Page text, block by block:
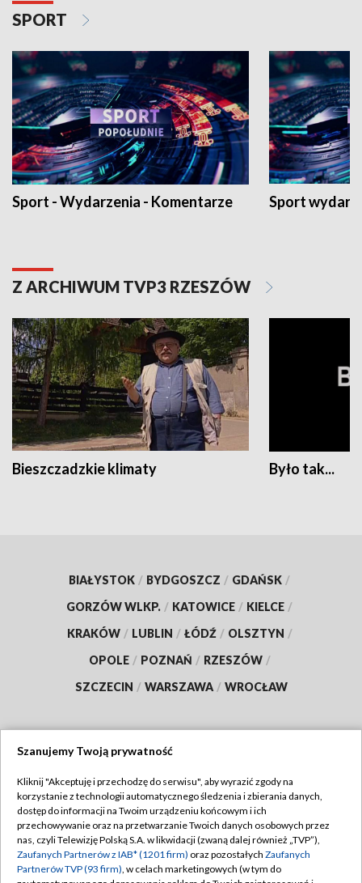
SPORT
Sport - Wydarzenia - Komentarze Sport
Z ARCHIWUM TVP3 RZESZÓW
Bieszczadzkie klimaty Było tak...
BIAŁYSTOK / BYDGOSZCZ / GDAŃSK /
GORZÓW WLKP. / KATOWICE / KIELCE /
KRAKÓW / LUBLIN / ŁÓDŹ / OLSZTYN /
OPOLE / POZNAŃ / RZESZÓW /
SZCZECIN / WARSZAWA / WROCŁAW
TVP
Abonament TVP
Emisja w TVP
Centrum informacji TVP
Regulamin TVP
Polityka prywatności
Szanujemy Twoją prywatność
Kliknij "Akceptuję i przechodzę do serwisu", aby wyrazić zgody na
korzystanie z technologii automatycznego śledzenia i zbierania danych,
dostęp do informacji na Twoim urządzeniu końcowym i ich
przechowywanie oraz na przetwarzanie Twoich danych osobowych przez
nas, czyli Telewizję Polską S.A. w likwidacji (zwaną dalej również „TVP”),
Zaufanych Partnerów z IAB* (1201 firm) oraz pozostałych Zaufanych
Partnerów TVP (93 firm), w celach marketingowych (w tym do